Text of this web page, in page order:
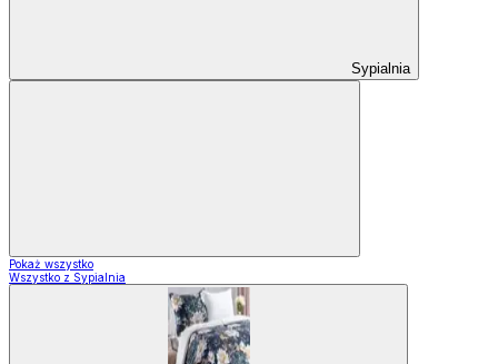
Sypialnia
Pokaż wszystko
Wszystko z Sypialnia